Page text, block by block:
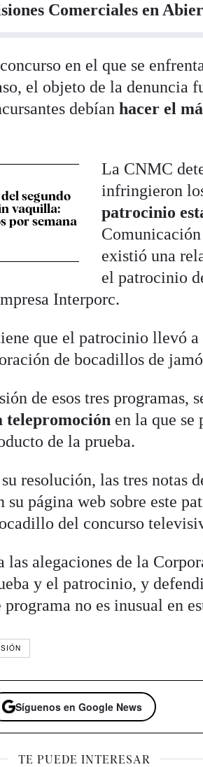
Comerciales en
en el que se
el objeto de la denuncia
debían hacer el
segundo
vaquilla:
por semana
La CNMC
infringieron
patrocinio
existió una
el patrocinio
Interporc.
que el patrocinio llevó a
de bocadillos de
de esos tres programas,
telepromoción en la que se
de la prueba.
resolución, las tres notas
su página web sobre este
del concurso
las alegaciones de la
y el patrocinio, y
no es inusual en
Síguenos en Google News
TE PUEDE INTERESAR